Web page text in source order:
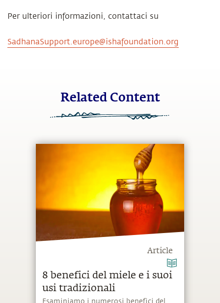
Per ulteriori informazioni, contattaci su
SadhanaSupport.europe@ishafoundation.org
Related Content
Article
8 benefici del miele e i suoi
usi tradizionali
Esaminiamo i numerosi benefici del